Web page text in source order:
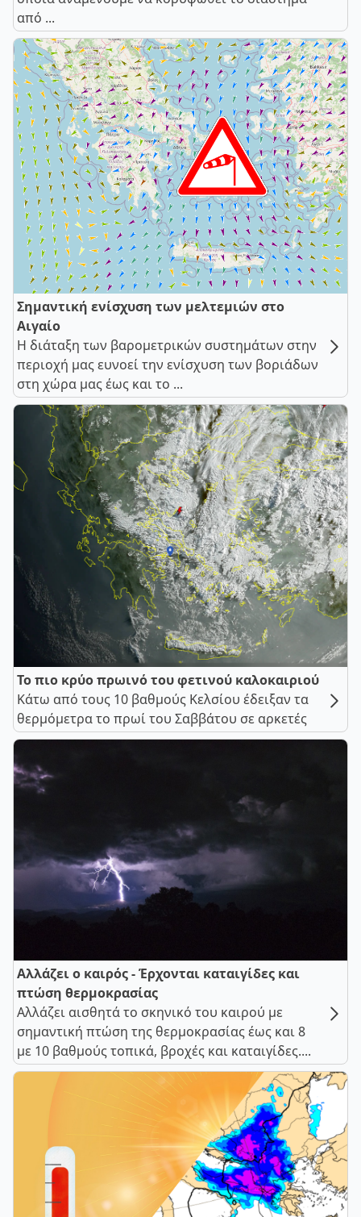
από ...
Σημαντική ενίσχυση των μελτεμιών στο
Αιγαίο
Η διάταξη των βαρομετρικών συστημάτων στην
περιοχή μας ευνοεί την ενίσχυση των βοριάδων
στη χώρα μας έως και το ...
Το πιο κρύο πρωινό του φετινού καλοκαιριού
Κάτω από τους 10 βαθμούς Κελσίου έδειξαν τα
θερμόμετρα το πρωί του Σαββάτου σε αρκετές
Αλλάζει ο καιρός - Έρχονται καταιγίδες και
πτώση θερμοκρασίας
Αλλάζει αισθητά το σκηνικό του καιρού με
σημαντική πτώση της θερμοκρασίας έως και 8
με 10 βαθμούς τοπικά, βροχές και καταιγίδες....